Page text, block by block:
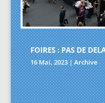
FOIRES : PAS DE
16 Mai, 2023|Archive